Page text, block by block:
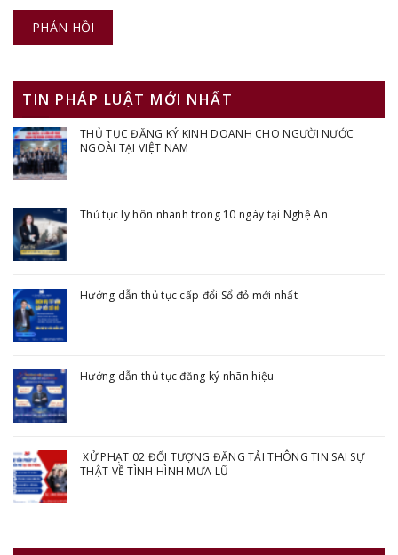
TIN PHÁP LUẬT MỚI NHẤT
THỦ TỤC ĐĂNG KÝ KINH DOANH CHO NGƯỜI NƯỚC
NGOÀI TẠI VIỆT NAM
Thủ tục ly hôn nhanh trong 10 ngày tại Nghệ An
Hướng dẫn thủ tục cấp đổi Sổ đỏ mới nhất
Hướng dẫn thủ tục đăng ký nhãn hiệu
XỬ PHẠT 02 ĐỐI TƯỢNG ĐĂNG TẢI THÔNG TIN SAI SỰ
THẬT VỀ TÌNH HÌNH MƯA LŨ